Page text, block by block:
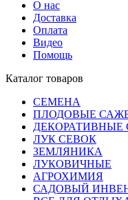
О нас
Доставка
Оплата
Видео
Помощь
Каталог товаров
СЕМЕНА
ПЛОДОВЫЕ
ЛУК СЕВОК
ЗЕМЛЯНИКА
ЛУКОВИЧНЫЕ
АГРОХИМИЯ
САДОВЫЙ